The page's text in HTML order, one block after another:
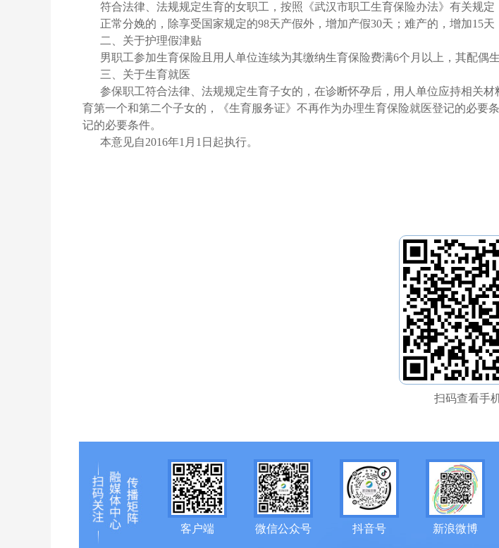
符合法律、法规规定生育的女职工，按照《武汉市职工生育保险办法》有关规定
正常分娩的，除享受国家规定的98天产假外，增加产假30天；难产的，增加15天
二、关于护理假津贴
男职工参加生育保险且用人单位连续为其缴纳生育保险费满6个月以上，其配偶
三、关于生育就医
参保职工符合法律、法规规定生育子女的，在诊断怀孕后，用人单位应持相关
育第一个和第二个子女的，《生育服务证》不再作为办理生育保险就医登记的必
记的必要条件。
本意见自2016年1月1日起执行。
扫码查看手
客户端 微信公众号 抖音号 新浪微博